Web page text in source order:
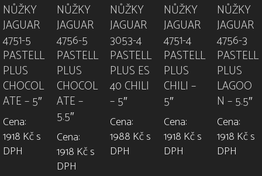
NŮŽKY
JAGUAR
4751-5
PASTELL
PLUS
CHOCOL
ATE – 5″
Cena:
1918 Kč s
DPH
NŮŽKY
JAGUAR
4756-5
PASTELL
PLUS
CHOCOL
ATE –
5.5″
Cena:
1918 Kč s
DPH
NŮŽKY
JAGUAR
3053-4
PASTELL
PLUS ES
40 CHILI
– 5″
Cena:
1988 Kč s
DPH
NŮŽKY
JAGUAR
4751-4
PASTELL
PLUS
CHILI –
5″
Cena:
1918 Kč s
DPH
NŮŽKY
JAGUAR
4756-3
PASTELL
PLUS
LAGOO
N – 5.5″
Cena:
1918 Kč s
DPH